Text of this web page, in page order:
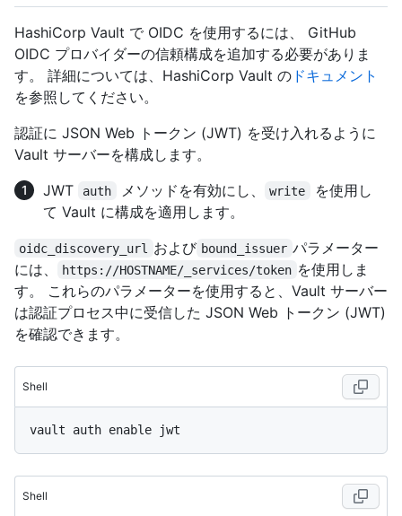
HashiCorp Vault で OIDC を使用するには、 GitHub
OIDC プロバイダーの信頼構成を追加する必要がありま
す。 詳細については、HashiCorp Vault の ドキュメント
を参照してください。
認証に JSON Web トークン (JWT) を受け入れるように
Vault サーバーを構成します。
JWT
auth メソッドを有効にし、 write
を使用し
て Vault に構成を適用します。
oidc_discovery_url および bound_issuer パラメーター
には、
https://HOSTNAME/_services/token を使用しま
す。 これらのパラメーターを使用すると、Vault サーバー
は認証プロセス中に受信した JSON Web トークン (JWT)
を確認できます。
Shell
Shell